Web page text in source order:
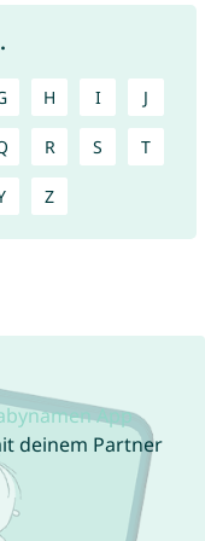
H I J
R S T
Z
App
deinem Partner